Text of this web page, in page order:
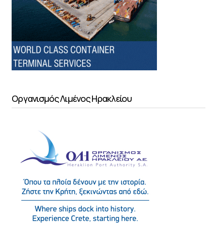
Οργανισμός Λιμένος Ηρακλείου